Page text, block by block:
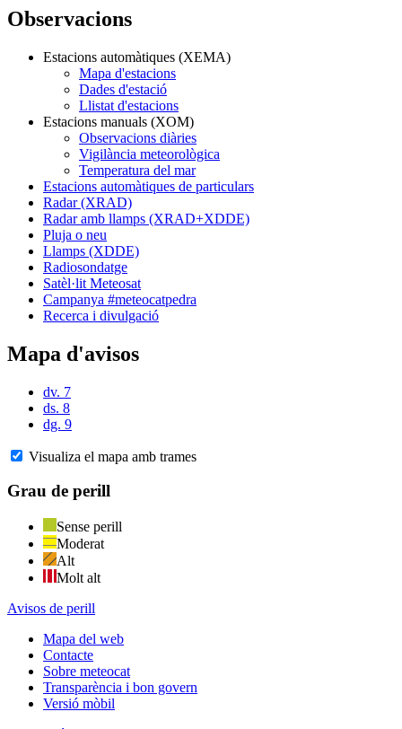
Observacions
Estacions automàtiques (XEMA)
Mapa d'estacions
Dades d'estació
Llistat d'estacions
Estacions manuals (XOM)
Observacions diàries
Vigilància meteorològica
Temperatura del mar
Estacions automàtiques de particulars
Radar (XRAD)
Radar amb llamps (XRAD+XDDE)
Pluja o neu
Llamps (XDDE)
Radiosondatge
Satèl·lit Meteosat
Campanya #meteocatpedra
Recerca i divulgació
Mapa d'avisos
dv. 7
ds. 8
dg. 9
Visualiza el mapa amb trames
Grau de perill
Sense perill
Moderat
Alt
Molt alt
Avisos de perill
Mapa del web
Contacte
Sobre meteocat
Transparència i bon govern
Versió mòbil